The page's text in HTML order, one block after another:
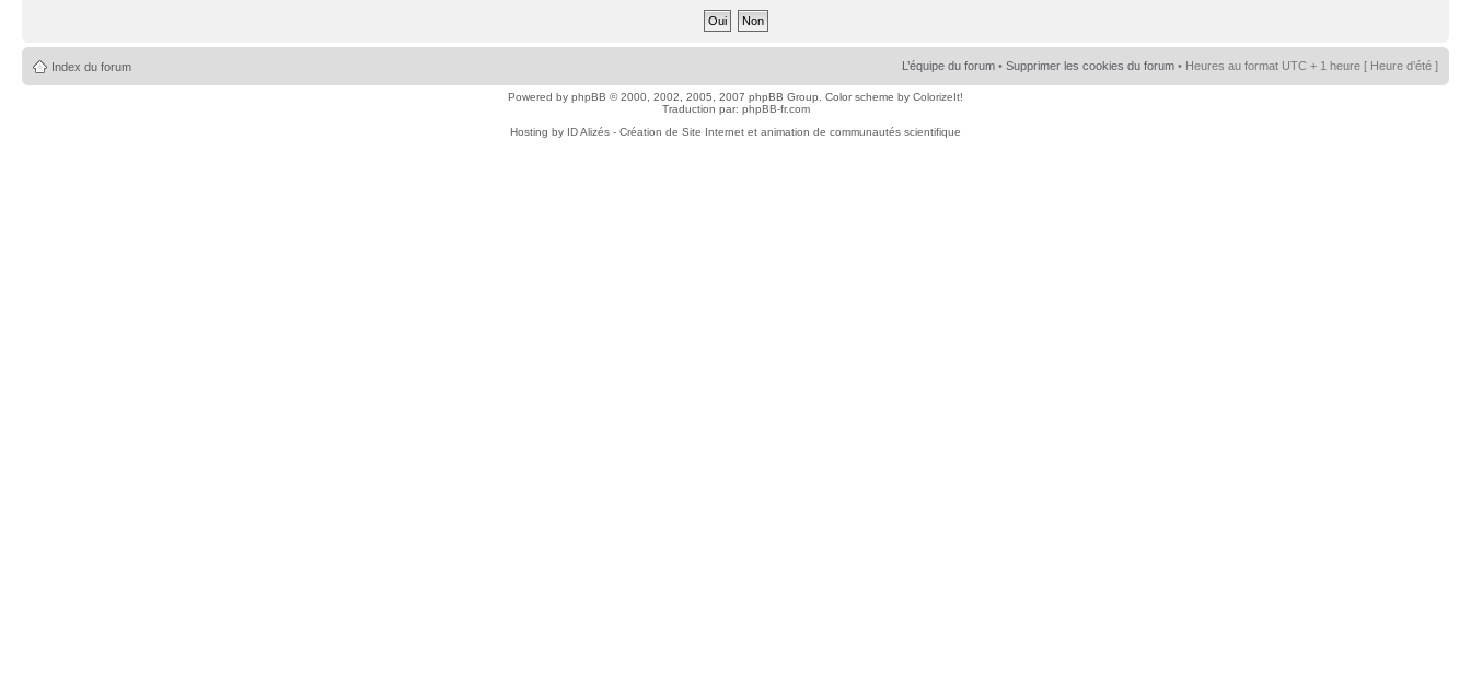
Index du forum L’équipe du forum • Supprimer les cookies du forum • Heures au format UTC + 1 heure [ Heure d’été ]
Powered by phpBB © 2000, 2002, 2005, 2007 phpBB Group. Color scheme by ColorizeIt!
Traduction par: phpBB-fr.com
Hosting by ID Alizés - Création de Site Internet et animation de communautés scientifique